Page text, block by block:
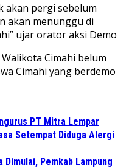
akan pergi sebelum
akan menunggu di
ujar orator aksi Demo
Cimahi belum
Cimahi yang berdemo
PT Mitra Lempar
Setempat Diduga Alergi
Pemkab Lampung